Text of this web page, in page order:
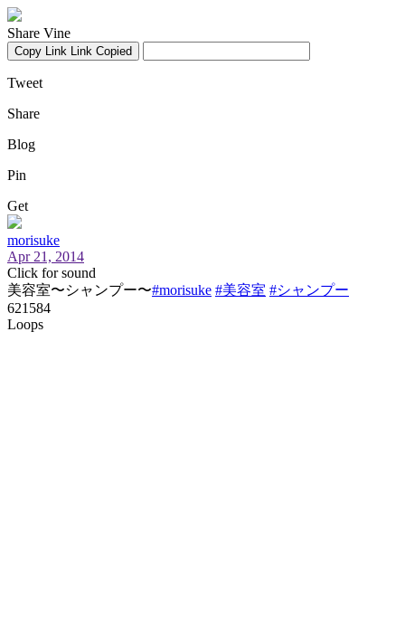
Share Vine
Copy Link Link Copied
Tweet
Share
Blog
Pin
Get
morisuke
Apr 21, 2014
Click for sound
美容室〜シャンプー〜#morisuke #美容室 #シャンプー
621584
Loops